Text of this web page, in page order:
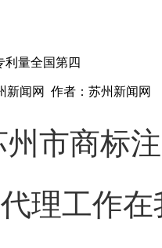
利量全国第四
新闻网 作者：苏州新闻网
州市商标
理工作在